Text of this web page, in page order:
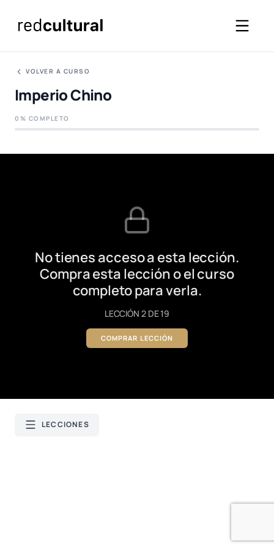
VOLVER A CURSO
Imperio Chino
0% COMPLETO
No tienes acceso a esta lección.
Compra esta lección o el curso
completo para verla.
LECCIÓN 2 DE 19
COMPRAR LECCIÓN
LECCIONES